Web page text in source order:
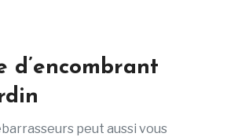
d’encombrant
peut aussi vous